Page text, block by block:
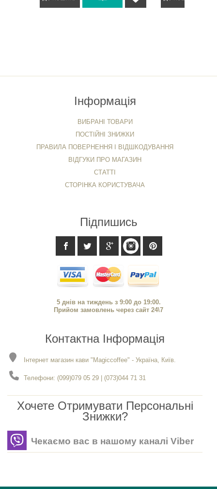
Інформація
ВИБРАНІ ТОВАРИ
ПОСТІЙНІ ЗНИЖКИ
ПРАВИЛА ПОВЕРНЕННЯ І ВІДШКОДУВАННЯ
ВІДГУКИ ПРО МАГАЗИН
СТАТТІ
СТОРІНКА КОРИСТУВАЧА
Підпишись
5 днів на тиждень з 9:00 до 19:00.
Прийом замовлень через сайт 24\7
Контактна Інформація
Інтернет магазин кави "Magiccoffee" - Україна, Київ.
Телефони: (099)079 05 29 | (073)044 71 31
Хочете Отримувати Персональні
Знижки?
Чекаємо вас в нашому каналі Viber